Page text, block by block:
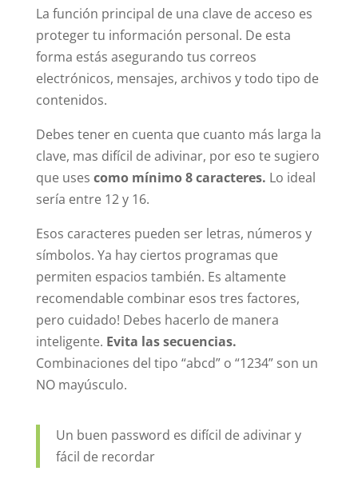
La función principal de una clave de acceso es
proteger tu información personal. De esta
forma estás asegurando tus correos
electrónicos, mensajes, archivos y todo tipo de
contenidos.
Debes tener en cuenta que cuanto más larga la
clave, mas difícil de adivinar, por eso te sugiero
que uses como mínimo 8 caracteres. Lo ideal
sería entre 12 y 16.
Esos caracteres pueden ser letras, números y
símbolos. Ya hay ciertos programas que
permiten espacios también. Es altamente
recomendable combinar esos tres factores,
pero cuidado! Debes hacerlo de manera
inteligente. Evita las secuencias.
Combinaciones del tipo “abcd” o “1234” son un
NO mayúsculo.
Un buen password es difícil de adivinar y
fácil de recordar